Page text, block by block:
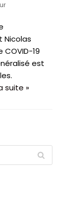
Nicolas
COVID-19
est
suite »